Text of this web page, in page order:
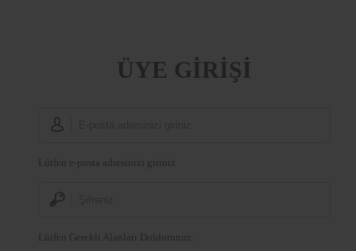
ÜYE GİRİŞİ
Lütfen e-posta adresinizi giriniz
Lütfen Gerekli Alanları Doldurunuz.